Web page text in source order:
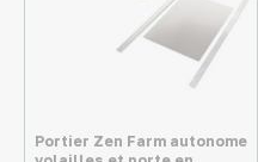
Portier Zen Farm autonome